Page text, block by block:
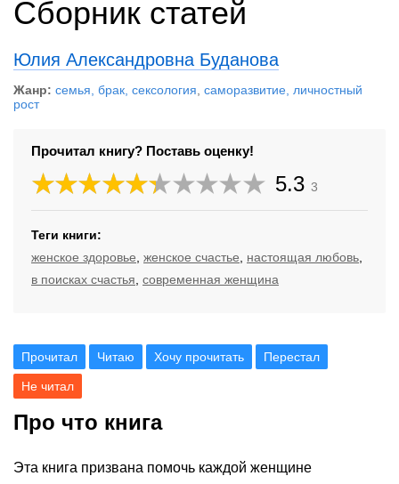
Сборник статей
Юлия Александровна Буданова
Жанр: семья, брак, сексология саморазвитие, личностный
рост
Прочитал книгу? Поставь оценку!
5.3 3
Теги книги:
женское здоровье женское счастье настоящая любовь
в поисках счастья современная женщина
Прочитал Читаю Хочу прочитать Перестал
Не читал
Про что книга
Эта книга призвана помочь каждой женщине